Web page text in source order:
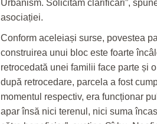
Urbanism. Solicităm clarificări”,
asociației.
Conform aceleiași surse, povestea
construirea unui bloc este foarte
retrocedată unei familii face parte și
după retrocedare, parcela a fost
momentul respectiv, era funcționar
apar însă nici terenul, nici suma